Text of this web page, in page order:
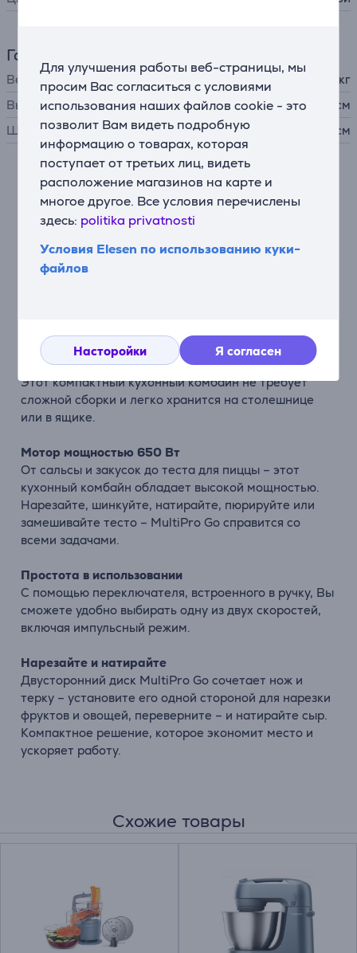
Для улучшения работы веб-страницы, мы
просим Вас согласиться с условиями
использования наших файлов cookie - это
позволит Вам видеть подробную
информацию о товарах, которая
поступает от третьих лиц, видеть
расположение магазинов на карте и
многое другое. Все условия перечислены
здесь: politika privatnosti
Условия Elesen по использованию куки-
файлов
Насторойки Я согласен
Габариты
Вес
1,94 кг
Высота
29,7 см
Ширина
23,9 см
Описание
360 Express Serve – нарезайте и натирайте прямо
на тарелку
Экономьте время с насадкой Express Serve™ – она
позволяет непрерывно нарезать и натирать
Ультракомпактный – помещается в ящик
Этот компактный кухонный комбайн не требует
сложной сборки и легко хранится на столешнице
или в ящике.
Мотор мощностью 650 Вт
От сальсы и закусок до теста для пиццы – этот
кухонный комбайн обладает высокой мощностью.
Нарезайте, шинкуйте, натирайте, пюрируйте или
замешивайте тесто – MultiPro Go справится со
всеми задачами.
Простота в использовании
С помощью переключателя, встроенного в ручку, Вы
сможете удобно выбирать одну из двух скоростей,
включая импульсный режим.
Нарезайте и натирайте
Двусторонний диск MultiPro Go сочетает нож и
терку – установите его одной стороной для нарезки
фруктов и овощей, переверните – и натирайте сыр.
Компактное решение, которое экономит место и
ускоряет работу.
Схожие товары